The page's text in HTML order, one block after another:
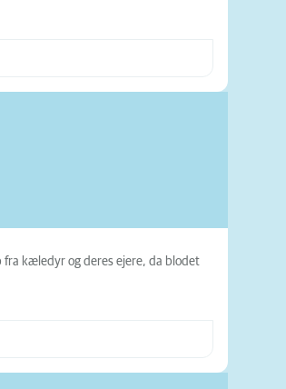
fra kæledyr og deres ejere, da blodet